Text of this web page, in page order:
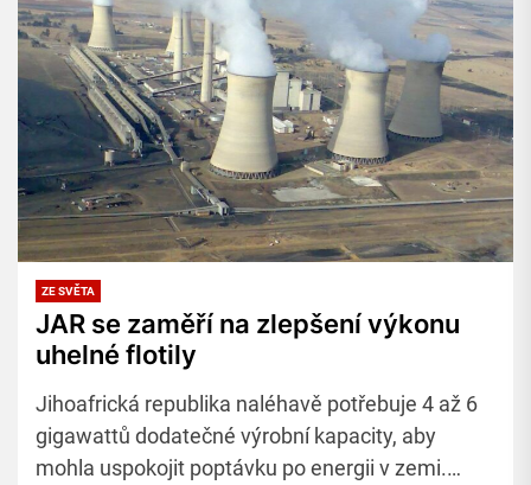
ZE SVĚTA
JAR se zaměří na zlepšení výkonu
uhelné flotily
Jihoafrická republika naléhavě potřebuje 4 až 6
gigawattů dodatečné výrobní kapacity, aby
mohla uspokojit poptávku po energii v zemi.